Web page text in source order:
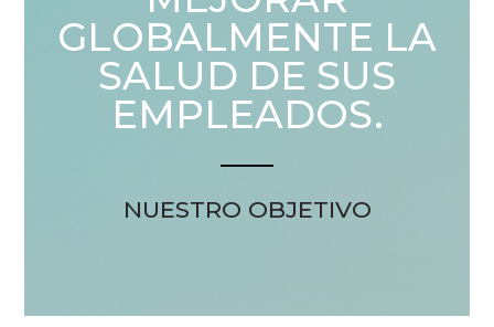
GLOBALMENTE LA
SALUD DE SUS
EMPLEADOS.
NUESTRO OBJETIVO